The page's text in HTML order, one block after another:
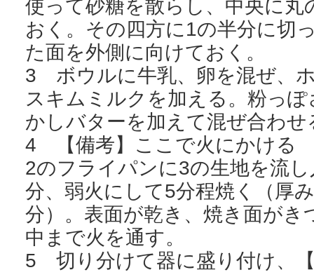
使って砂糖を散らし、中央に
おく。その四方に1の半分に切
た面を外側に向けておく。
3 ボウルに牛乳、卵を混ぜ、
スキムミルクを加える。粉っ
かしバターを加えて混ぜ合わせ
4 【備考】ここで火にかける
2のフライパンに3の生地を流
分、弱火にして5分程焼く（厚
分）。表面が乾き、焼き面が
中まで火を通す。
5 切り分けて器に盛り付け、